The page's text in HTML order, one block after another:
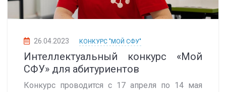
26.04.2023 КОНКУРС "МОЙ СФУ"
Интеллектуальный конкурс «Мой
СФУ» для абитуриентов
Конкурс проводится с 17 апреля по 14 мая